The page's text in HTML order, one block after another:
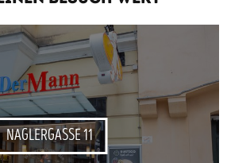
NAGLERGASSE 11